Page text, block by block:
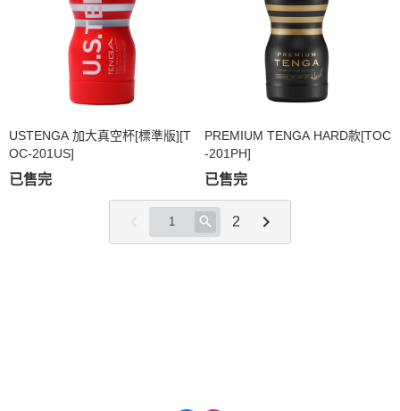
USTENGA 加大真空杯[標準版][T
OC-201US]
已售完
PREMIUM TENGA HARD款[TOC
-201PH]
已售完
2